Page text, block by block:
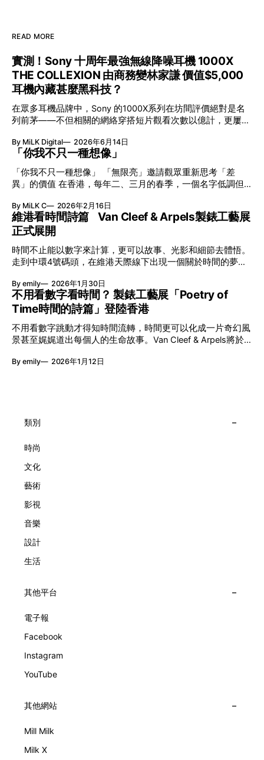
READ MORE
實測！Sony 十周年最強無線降噪耳機 1000X
THE COLLEXION 由商務變林家謙 價值$5,000
耳機內藏甚麼黑科技？
在眾多耳機品牌中，Sony 的1000X系列在坊間評價絕對是名
列前茅——不但相關的網絡穿搭短片觀看次數以億計，更屢獲
VGP 金獎，也是 Amazon 折扣日的大熱推介。
By MiLK Digital 2026年6月14日
「你我不只一種想像」
「你我不只一種想像」 「無限亮」邀請觀眾重新思考「差
異」的價值 在香港，每年二、三月的春季，一個名字低調但
節與香港賽馬會慈善信託基金聯合呈獻，以共融藝術為核心，
八年來不只是帶來無數來自世界各地的優秀節目，更致力於在
本地建立屬於香港的共融創作生態。今年更首度與本地兩大旗
艦藝團強強聯手打造兩部深具意義的作品《遊延》及《弦上光
影》，展開一場前所未有的藝術對話，擦下多元藝術下的流動
能量，全面開展一場無界限嘅藝術旅程。 第八屆「無限亮」
以「你我不只一種想像」為題，從共融角度重新思索「差異」
的價值。不同能力人士是社會多樣性的一部分。每人皆擁有
「不同」能力與特質，當我們一齊生活、一齊創作、互相啟
發，偏見與界線，也自然被藝術溶化。 「無限亮」2026精彩
節目包括: 2月27日至3月1日：帕拉管弦樂團《無邊狂想曲》/
音樂‧舞蹈 (開幕節目) 2月28日至3月1日：
By MiLK C 2026年2月16日
維港看時間詩篇 Van Cleef & Arpels製錶工藝展
正式展開
時間不止能以數字來計算，更可以故事、光影和細節去體悟。
走到中環4號碼頭，在維港天際線下出現一個關於時間的夢幻
覽。由即日至2月8日期間舉行，世家把一貫低調精緻的製錶語
言搬離傳統店舖，放進公共場域，讓時間不只是腕上的個人物
件，而是一場可以與他人一同經歷的詩意旅程。 在碼頭打開
「時間詩集」 走進展場尤如翻開一本時間詩集，藉由不同主
題呈現時間的無限想像。Van Cleef & Arpels的腕錶從來不是
由單純的機械與數字堆砌，更像是腕上的動人故事。 世家以
精湛的製錶技術與敘事美學為核心，讓每一枚腕錶都超越單純
報時的功能，而是把稍縱即逝的瞬間凝結成可以反覆閱讀的畫
子，以及訴說時間的珠寶。每個主題展區都有精美的佈置回應
By emily 2026年1月30日
不用看數字看時間？ 製錶工藝展「Poetry of
Time時間的詩篇」登陸香港
不用看數字跳動才得知時間流轉，時間更可以化成一片奇幻風
景甚至娓娓道出每個人的生命故事。Van Cleef & Arpels將於1
詩篇」展覽，邀請大家走進由愛情故事、詩意星象、迷人自然
大主題展區，彰顯世家的核心價值。2010年，Van Cleef &
級鐘錶大賞（Grand Prix d'Horlogerie de Genève）中獲獎的
擁而吻。雙逆跳機芯精準驅動這場機械浪漫，讓時間不再是抽
象概念，而是心跳的律動。 故事並未完結，2025年推出的
Lady Arpels Bal des Amoureux
By emily 2026年1月12日
類別
時尚
文化
藝術
影視
音樂
設計
生活
其他平台
電子報
Facebook
Instagram
YouTube
其他網站
Mill Milk
Milk X